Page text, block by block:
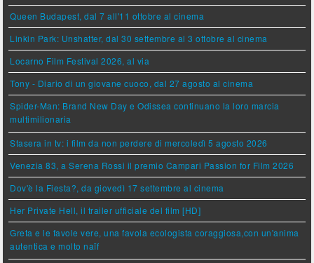
Queen Budapest, dal 7 all'11 ottobre al cinema
Linkin Park: Unshatter, dal 30 settembre al 3 ottobre al cinema
Locarno Film Festival 2026, al via
Tony - Diario di un giovane cuoco, dal 27 agosto al cinema
Spider-Man: Brand New Day e Odissea continuano la loro marcia
multimilionaria
Stasera in tv: i film da non perdere di mercoledì 5 agosto 2026
Venezia 83, a Serena Rossi il premio Campari Passion for Film 2026
Dov'è la Fiesta?, da giovedì 17 settembre al cinema
Her Private Hell, il trailer ufficiale del film [HD]
Greta e le favole vere, una favola ecologista coraggiosa,con un'anima
autentica e molto naïf